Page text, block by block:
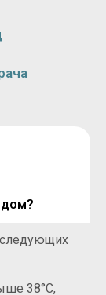
дом?
38°C,